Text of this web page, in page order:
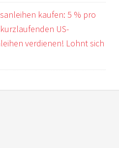
kaufen: 5 % pro
US-
verdienen! Lohnt sich